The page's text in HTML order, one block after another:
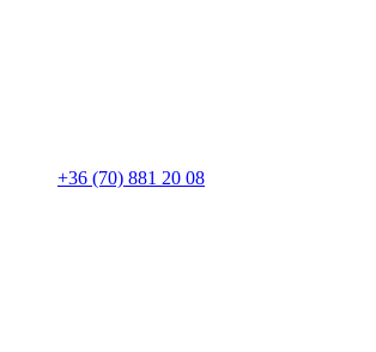
+36 (70) 881 20 08